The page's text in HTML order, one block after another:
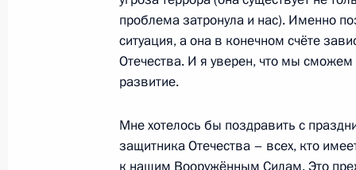
22 февраля 2011 года, вторник
Торжественный вечер,
проблема затронула и нас). Именно
ситуация, а она в конечном счёте
Отечества. И я уверен, что мы
развитие.
Мне хотелось бы поздравить с
защитника Отечества – всех, кто
к нашим Вооружённым Силам. Это